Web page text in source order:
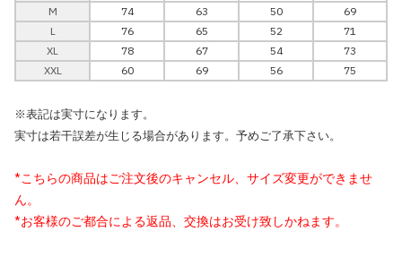
M
74 63 50
69
L
76 65 52
71
XL
78 67 54
73
XXL
60 69 56 75
※表記は実寸になります。
実寸は若干誤差が生じる場合があります。予めご了承下さい。
*こちらの商品はご注文後のキャンセル、サイズ変更ができませ
ん。
*お客様のご都合による返品、交換はお受け致しかねます。